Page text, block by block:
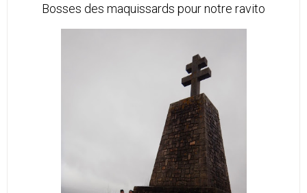
Bosses des maquissards pour notre ravito